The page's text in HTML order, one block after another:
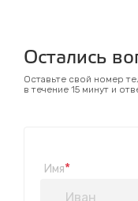
Остались
Оставьте свой номер
в течение 15 минут и
Имя*